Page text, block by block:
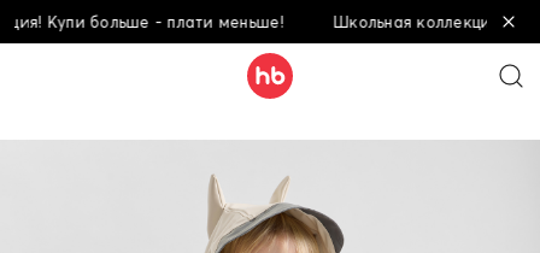
Купи больше - плати меньше! Школьная коллекция! Купи